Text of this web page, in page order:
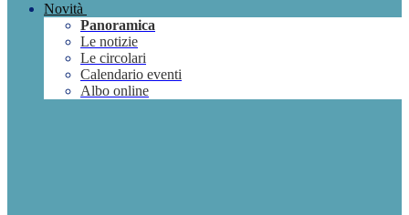
Novità
Panoramica
Le notizie
Le circolari
Calendario eventi
Albo online